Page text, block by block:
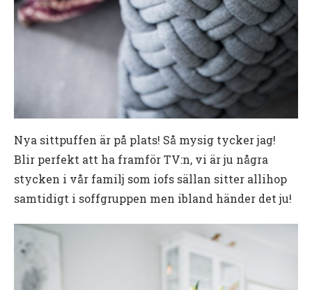
Nya sittpuffen är på plats! Så mysig tycker jag!
Blir perfekt att ha framför TV:n, vi är ju några
stycken i vår familj som iofs sällan sitter allihop
samtidigt i soffgruppen men ibland händer det ju!